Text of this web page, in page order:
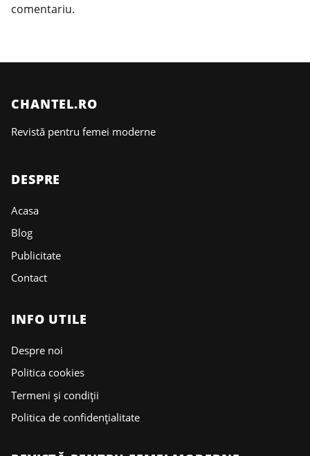
comentariu.
CHANTEL.RO
Revistă pentru femei moderne
DESPRE
Acasa
Blog
Publicitate
Contact
INFO UTILE
Despre noi
Politica cookies
Termeni și condiții
Politica de confidențialitate